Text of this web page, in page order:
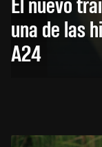
una de las
A24